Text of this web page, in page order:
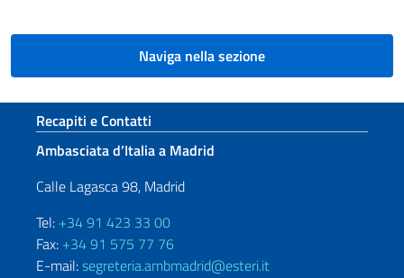
Naviga nella sezione
Sezione footer
Recapiti e Contatti
Ambasciata d’Italia a Madrid
Calle Lagasca 98, Madrid
Tel: +34 91 423 33 00
Fax: +34 91 575 77 76
E-mail:segreteria.ambmadrid@esteri.it